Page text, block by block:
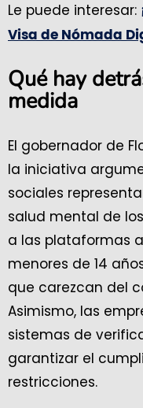
Le puede interesar:
Visa de Nómada
Qué hay
medida
El gobernador de
la iniciativa
sociales
salud mental de
a las plataformas
menores de 14
que carezcan del
Asimismo, las
sistemas de
garantizar el
restricciones.